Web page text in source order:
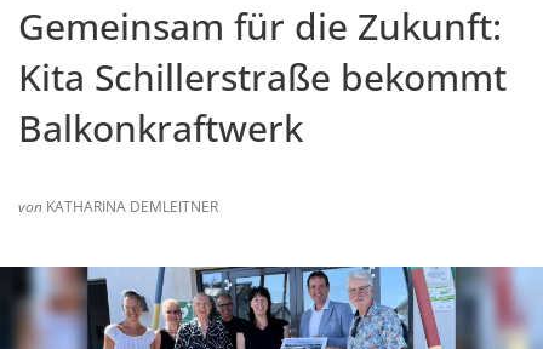
Gemeinsam für die Zukunft:
Kita Schillerstraße bekommt
Balkonkraftwerk
von KATHARINA DEMLEITNER